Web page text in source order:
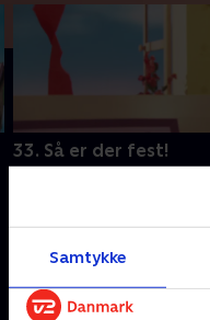
Samtykke
33. Så er der fest!
1. februar 2025 • 10 min
Andre så også